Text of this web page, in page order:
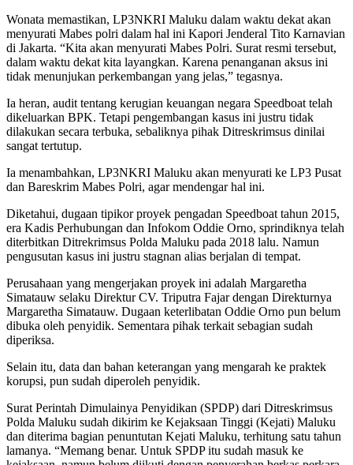
Wonata memastikan, LP3NKRI Maluku dalam waktu dekat akan
menyurati Mabes polri dalam hal ini Kapori Jenderal Tito Karnavian
di Jakarta. “Kita akan menyurati Mabes Polri. Surat resmi tersebut,
dalam waktu dekat kita layangkan. Karena penanganan aksus ini
tidak menunjukan perkembangan yang jelas,” tegasnya.
Ia heran, audit tentang kerugian keuangan negara Speedboat telah
dikeluarkan BPK. Tetapi pengembangan kasus ini justru tidak
dilakukan secara terbuka, sebaliknya pihak Ditreskrimsus dinilai
sangat tertutup.
Ia menambahkan, LP3NKRI Maluku akan menyurati ke LP3 Pusat
dan Bareskrim Mabes Polri, agar mendengar hal ini.
Diketahui, dugaan tipikor proyek pengadan Speedboat tahun 2015,
era Kadis Perhubungan dan Infokom Oddie Orno, sprindiknya telah
diterbitkan Ditrekrimsus Polda Maluku pada 2018 lalu. Namun
pengusutan kasus ini justru stagnan alias berjalan di tempat.
Perusahaan yang mengerjakan proyek ini adalah Margaretha
Simatauw selaku Direktur CV. Triputra Fajar dengan Direkturnya
Margaretha Simatauw. Dugaan keterlibatan Oddie Orno pun belum
dibuka oleh penyidik. Sementara pihak terkait sebagian sudah
diperiksa.
Selain itu, data dan bahan keterangan yang mengarah ke praktek
korupsi, pun sudah diperoleh penyidik.
Surat Perintah Dimulainya Penyidikan (SPDP) dari Ditreskrimsus
Polda Maluku sudah dikirim ke Kejaksaan Tinggi (Kejati) Maluku
dan diterima bagian penuntutan Kejati Maluku, terhitung satu tahun
lamanya. “Memang benar. Untuk SPDP itu sudah masuk ke